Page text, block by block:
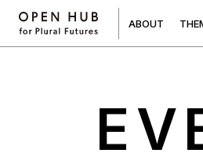
ABOUT THE